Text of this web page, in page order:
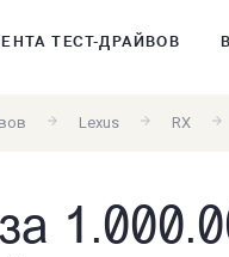
ТЕСТ-ДРАЙВОВ
Lexus RX